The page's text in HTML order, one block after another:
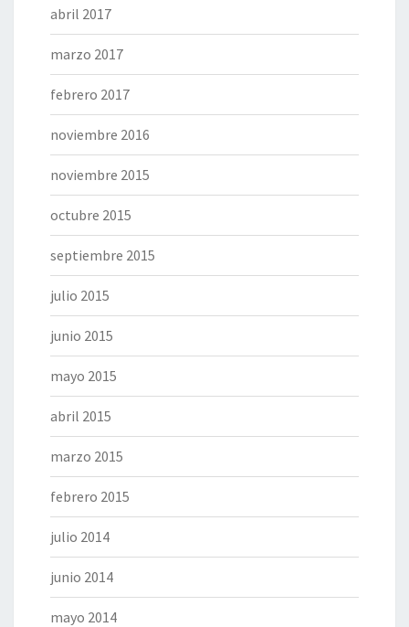
abril 2017
marzo 2017
febrero 2017
noviembre 2016
noviembre 2015
octubre 2015
septiembre 2015
julio 2015
junio 2015
mayo 2015
abril 2015
marzo 2015
febrero 2015
julio 2014
junio 2014
mayo 2014